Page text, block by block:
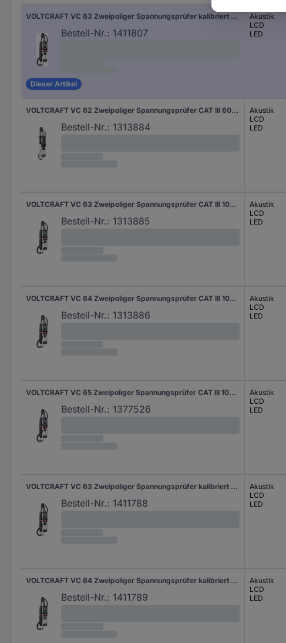
VOLTCRAFT VC 63 Zweipoliger Spannungsprüfer kalibriert (ISO) CAT III 1000 V, CAT IV 600 V Akustik, LCD, LED
Bestell-Nr.: 1411807
Dieser Artikel
Akustik
LCD
LED
VOLTCRAFT VC 62 Zweipoliger Spannungsprüfer CAT III 600 V Akustik, LCD, LED
Bestell-Nr.: 1313884
Akustik
LCD
LED
VOLTCRAFT VC 63 Zweipoliger Spannungsprüfer CAT III 1000 V, CAT IV 600 V Akustik, LCD, LED
Bestell-Nr.: 1313885
Akustik
LCD
LED
VOLTCRAFT VC 64 Zweipoliger Spannungsprüfer CAT III 1000 V, CAT IV 600 V Akustik, LCD, LED
Bestell-Nr.: 1313886
Akustik
LCD
LED
VOLTCRAFT VC 65 Zweipoliger Spannungsprüfer CAT III 1000 V, CAT IV 600 V Akustik, LCD, LED
Bestell-Nr.: 1377526
Akustik
LCD
LED
VOLTCRAFT VC 63 Zweipoliger Spannungsprüfer kalibriert (DAkkS-akkreditiertes Labor) CAT III 1000 V, CAT IV 600 V Akustik, LCD, LED
Bestell-Nr.: 1411788
Akustik
LCD
LED
VOLTCRAFT VC 64 Zweipoliger Spannungsprüfer kalibriert (DAkkS-akkreditiertes Labor) CAT III 1000 V, CAT IV 600 V Akustik, LCD, LED
Bestell-Nr.: 1411789
Akustik
LCD
LED